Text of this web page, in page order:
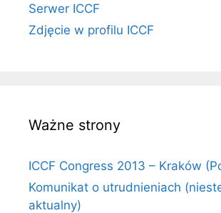
Serwer ICCF
Zdjęcie w profilu ICCF
Ważne strony
ICCF Congress 2013 – Kraków
Komunikat o utrudnieniach
aktualny)